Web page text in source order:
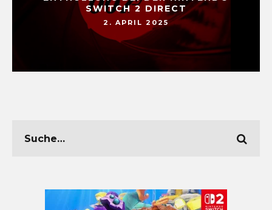
SWITCH 2 DIRECT
2. APRIL 2025